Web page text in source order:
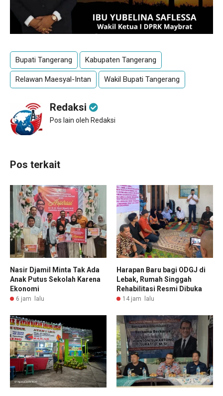
Bupati Tangerang Kabupaten Tangerang
Relawan Maesyal-Intan Wakil Bupati Tangerang
Redaksi
Pos lain oleh Redaksi
Pos terkait
Nasir Djamil Minta Tak Ada
Anak Putus Sekolah Karena
Ekonomi
6 jam lalu
Harapan Baru bagi ODGJ di
Lebak, Rumah Singgah
Rehabilitasi Resmi Dibuka
14 jam lalu